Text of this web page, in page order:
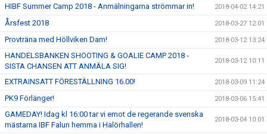
HIBF Summer Camp 2018 - Anmälningarna strömmar in! 2018-04-02 14:21
Årsfest 2018 2018-03-27 12:01
Provträna med Höllviken Dam! 2018-03-12 13:24
HANDELSBANKEN SHOOTING & GOALIE CAMP 2018 -
SISTA CHANSEN ATT ANMÄLA SIG!
2018-03-12 10:11
EXTRAINSATT FÖRESTÄLLNING 16.00! 2018-03-09 11:24
PK9 Förlänger! 2018-03-06 15:41
GAMEDAY! Idag kl 16:00 tar vi emot de regerande svenska
mästarna IBF Falun hemma i Halörhallen!
2018-03-04 10:01